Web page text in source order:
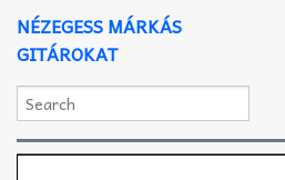
NÉZEGESS MÁRKÁS
GITÁROKAT